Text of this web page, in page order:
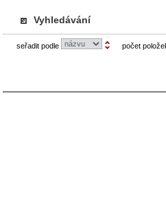
Vyhledávání
seřadit podle počet